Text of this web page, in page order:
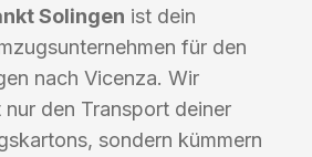
Solingen ist dein
für den
nach Vicenza. Wir
nur den Transport deiner
sondern kümmern